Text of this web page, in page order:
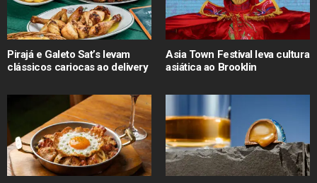
Pirajá e Galeto Sat’s levam
clássicos cariocas ao delivery
Asia Town Festival leva cultura
asiática ao Brooklin